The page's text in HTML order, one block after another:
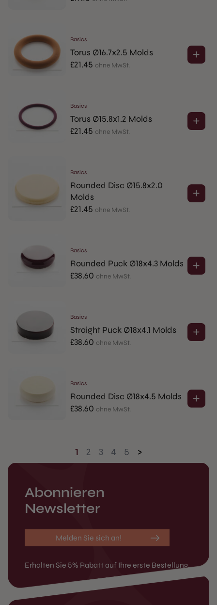
Basics
Torus Ø16.7x2.5 Molds
£21.45 ohne MwSt.
Basics
Torus Ø15.8x1.2 Molds
£21.45 ohne MwSt.
Basics
Rounded Disc Ø15.8x2.0
Molds
£21.45 ohne MwSt.
Basics
Rounded Puck Ø18x4.3 Molds
£38.60 ohne MwSt.
Basics
Straight Puck Ø18x4.1 Molds
£38.60 ohne MwSt.
Basics
Rounded Disc Ø18x4.5 Molds
£38.60 ohne MwSt.
1 2 3 4 5 >
Abonnieren
Newsletter
Melden Sie sich an!
Erhalten Sie 5% Rabatt auf Ihre erste Bestellung.